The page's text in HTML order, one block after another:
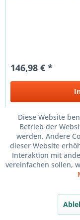
146,98 € *
Merken
Diese Website
Betrieb der
werden. Andere
dieser Website
Interaktion mit
vereinfachen sollen,